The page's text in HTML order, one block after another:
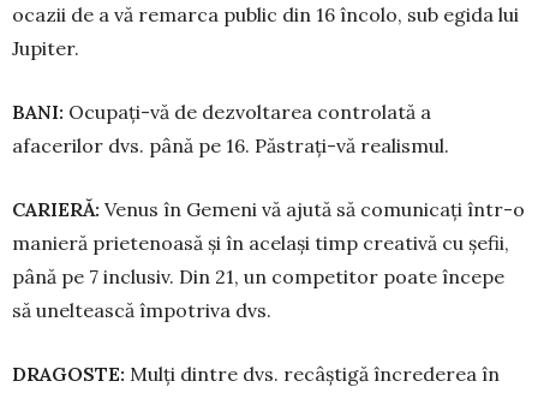
ocazii de a vă re­marca public din 16 încolo, sub egida lui
Jupiter.
BANI: Ocupați-vă de dezvoltarea controlată a
afacerilor dvs. până pe 16. Păstra­ți-vă realismul.
CARIERĂ: Venus în Gemeni vă aju­­tă să comunicați într-o
manieră pri­etenoasă și în același timp crea­tivă cu șefii,
până pe 7 inclusiv. Din 21, un competitor poate începe
să uneltească împotriva dvs.
DRAGOSTE: Mulți dintre dvs. re­câștigă încrederea în